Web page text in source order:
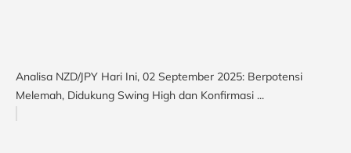
Analisa NZD/JPY Hari Ini, 02 September 2025: Berpotensi
Melemah, Didukung Swing High dan Konfirmasi ...